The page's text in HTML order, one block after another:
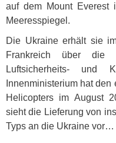
auf dem Mount Everest
Meeresspiegel.
Die Ukraine erhält sie
Frankreich über die
Luftsicherheits- und
Innenministerium hat
Helicopters im August
sieht die Lieferung von
Typs an die Ukraine vor…